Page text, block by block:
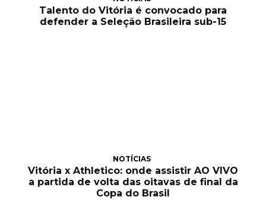
Talento do Vitória é convocado para
defender a Seleção Brasileira sub-15
NOTÍCIAS
Vitória x Athletico: onde assistir AO VIVO
a partida de volta das oitavas de final da
Copa do Brasil